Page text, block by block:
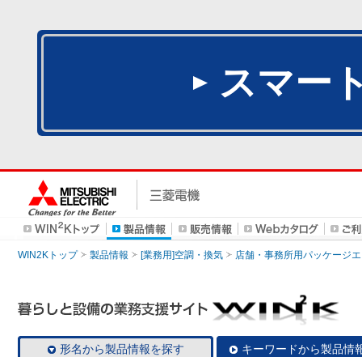
スマー
WIN2Kトップ 製品情報 [業務用]空調・換気 店舗・事務所用パッケージ
形名から製品情報を探す キーワードから製品情